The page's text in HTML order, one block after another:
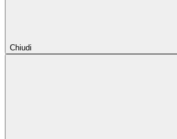
Chiudi